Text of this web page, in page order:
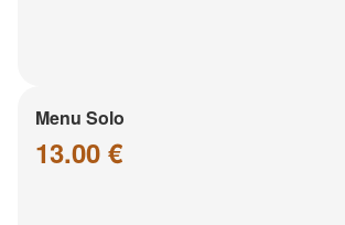
Menu Solo
13.00 €